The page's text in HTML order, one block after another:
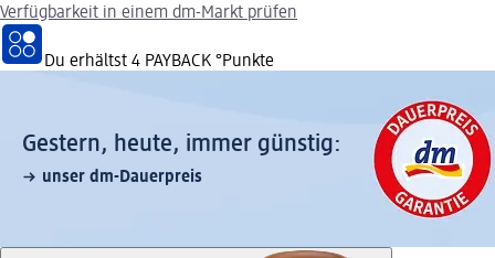
Verfügbarkeit in einem dm-Markt prüfen
Du erhältst 4 PAYBACK °Punkte
Gestern, heute, immer günstig:
unser dm-Dauerpreis